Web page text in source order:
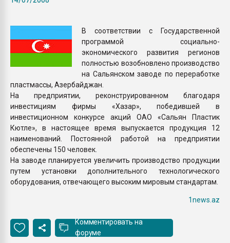
ПЕРЕЙТИ НА
В соответствии с Государственной
программой социально-
экономического развития регионов
полностью возобновлено производство
на Сальянском заводе по переработке
пластмассы, Азербайджан.
На предприятии, реконструированном благодаря
инвестициям фирмы «Хазар», победившей в
инвестиционном конкурсе акций ОАО «Сальян Пластик
Кютле», в настоящее время выпускается продукция 12
наименований. Постоянной работой на предприятии
обеспечены 150 человек.
На заводе планируется увеличить производство продукции
путем установки дополнительного технологического
оборудования, отвечающего высоким мировым стандартам.
1news.az
Комментировать на
форуме